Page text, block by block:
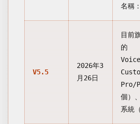
名稱
V5.5
2026年3
月26日
目前
的
Pro/
個）
系統